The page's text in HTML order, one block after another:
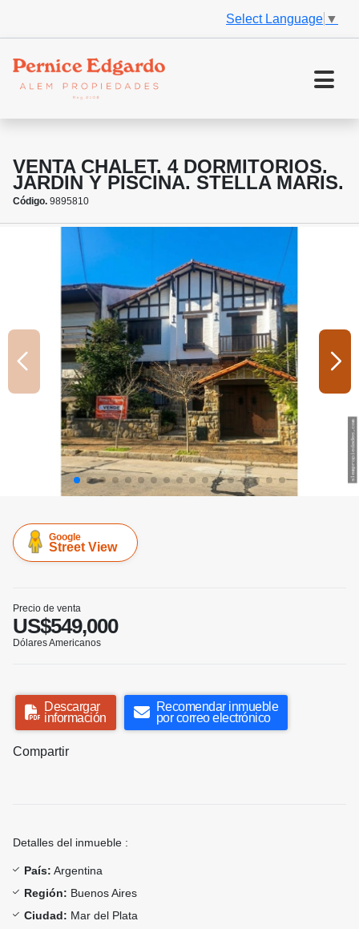
Select Language ▼
VENTA CHALET. 4 DORMITORIOS.
JARDIN Y PISCINA. STELLA MARIS.
Código. 9895810
Google
Street View
Precio de venta
US$549,000
Dólares Americanos
Descargar
información
Recomendar inmueble
por correo electrónico
Compartir
Detalles del inmueble :
País: Argentina
Región: Buenos Aires
Ciudad: Mar del Plata